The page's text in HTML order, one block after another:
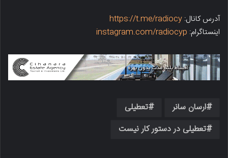
آدرس کانال: https://t.me/radiocy
اینستاگرام: instagram.com/radiocyp
ارسان سانر
تعطیلی
تعطیلی در دستور کار نیست